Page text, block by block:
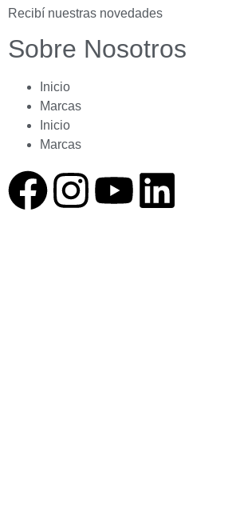
Recibí nuestras novedades
Sobre Nosotros
Inicio
Marcas
Inicio
Marcas